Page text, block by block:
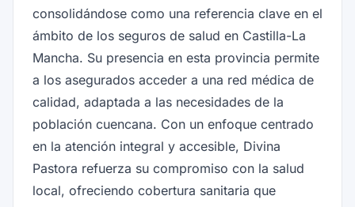
consolidándose como una referencia clave en el
ámbito de los seguros de salud en Castilla-La
Mancha. Su presencia en esta provincia permite
a los asegurados acceder a una red médica de
calidad, adaptada a las necesidades de la
población cuencana. Con un enfoque centrado
en la atención integral y accesible, Divina
Pastora refuerza su compromiso con la salud
local, ofreciendo cobertura sanitaria que